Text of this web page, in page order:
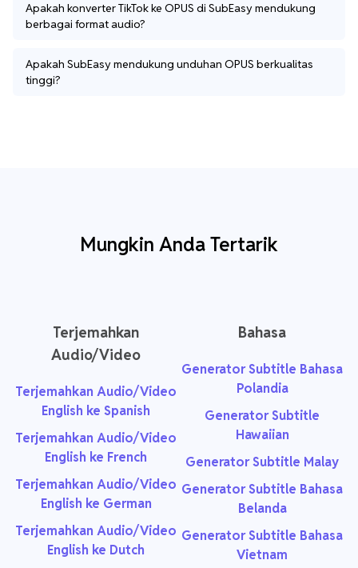
Apakah konverter TikTok ke OPUS di SubEasy mendukung
berbagai format audio?
Apakah SubEasy mendukung unduhan OPUS berkualitas
tinggi?
Mungkin Anda Tertarik
Terjemahkan
Audio/Video
Terjemahkan Audio/Video
English ke Spanish
Terjemahkan Audio/Video
English ke French
Terjemahkan Audio/Video
English ke German
Terjemahkan Audio/Video
English ke Dutch
Bahasa
Generator Subtitle Bahasa
Polandia
Generator Subtitle
Hawaiian
Generator Subtitle Malay
Generator Subtitle Bahasa
Belanda
Generator Subtitle Bahasa
Vietnam